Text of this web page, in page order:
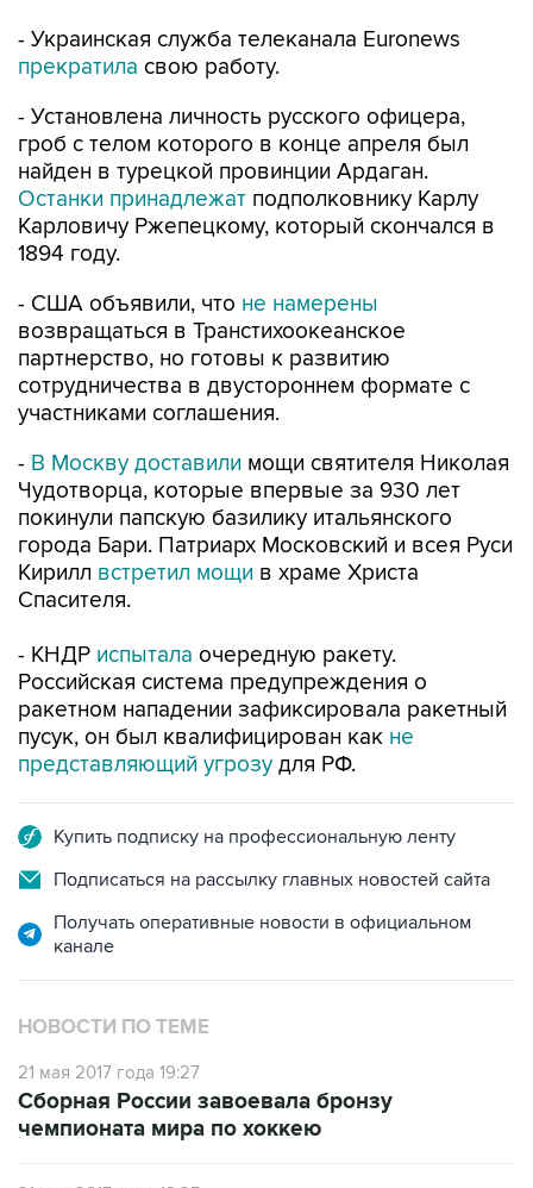
- Украинская служба телеканала Euronews
прекратила свою работу.
- Установлена личность русского офицера,
гроб с телом которого в конце апреля был
найден в турецкой провинции Ардаган.
Останки принадлежат подполковнику Карлу
Карловичу Ржепецкому, который скончался в
1894 году.
- США объявили, что не намерены
возвращаться в Транстихоокеанское
партнерство, но готовы к развитию
сотрудничества в двустороннем формате с
участниками соглашения.
- В Москву доставили мощи святителя Николая
Чудотворца, которые впервые за 930 лет
покинули папскую базилику итальянского
города Бари. Патриарх Московский и всея Руси
Кирилл встретил мощи в храме Христа
Спасителя.
- КНДР испытала очередную ракету.
Российская система предупреждения о
ракетном нападении зафиксировала ракетный
пусук, он был квалифицирован как не
представляющий угрозу для РФ.
Купить подписку на профессиональную ленту
Подписаться на рассылку главных новостей сайта
Получать оперативные новости в официальном
канале
НОВОСТИ ПО ТЕМЕ
21 мая 2017 года 19:27
Сборная России завоевала бронзу
чемпионата мира по хоккею